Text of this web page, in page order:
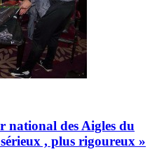
national des Aigles du
, plus rigoureux »